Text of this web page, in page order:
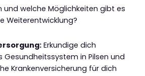
welche Möglichkeiten gibt es
Weiterentwicklung?
Erkundige dich
Gesundheitssystem in Pilsen und
Krankenversicherung für dich